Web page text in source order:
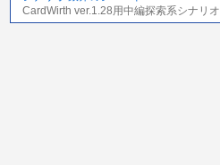
CardWirth ver.1.28用中編探索系シナリオ